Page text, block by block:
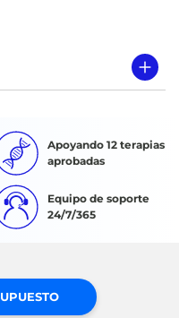
Apoyando 12 terapias
aprobadas
Equipo de soporte
24/7/365